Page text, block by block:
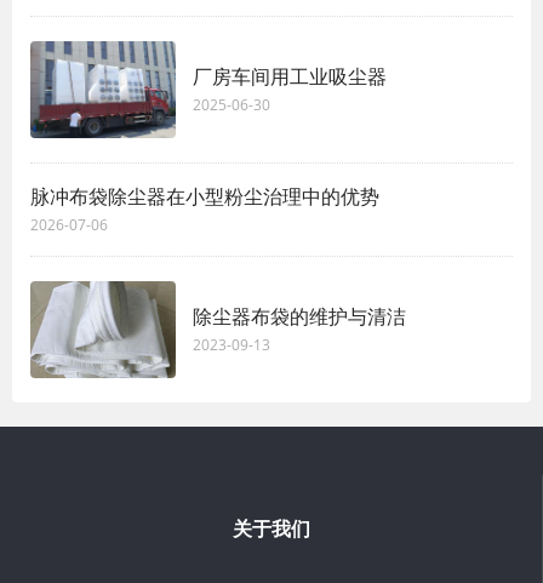
厂房车间用工业吸尘器
2025-06-30
脉冲布袋除尘器在小型粉尘治理中的优势
2026-07-06
除尘器布袋的维护与清洁
2023-09-13
关于我们